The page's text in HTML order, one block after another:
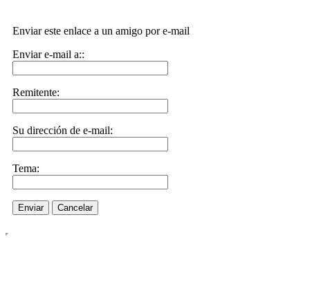
Enviar este enlace a un amigo por e-mail
Enviar e-mail a::
Remitente:
Su dirección de e-mail:
Tema:
Enviar Cancelar